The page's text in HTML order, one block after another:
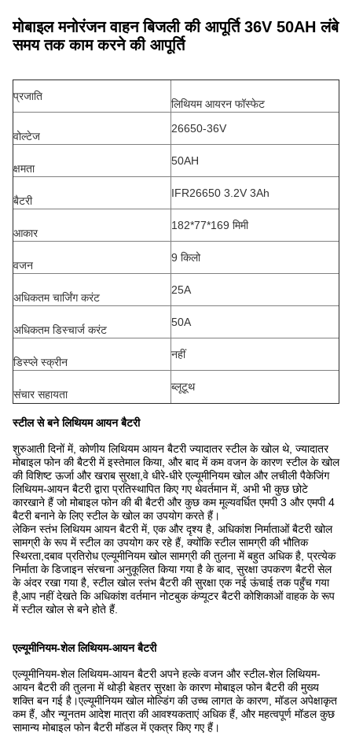
मोबाइल मनोरंजन वाहन बिजली की आपूर्ति 36V 50AH लंबे
समय तक काम करने की आपूर्ति
प्रजाति
लिथियम आयरन फॉस्फेट
वोल्टेज
26650-36V
क्षमता
50AH
बैटरी
IFR26650 3.2V 3Ah
आकार
182*77*169 मिमी
वजन
9 किलो
अधिकतम चार्जिंग करंट
25A
अधिकतम डिस्चार्ज करंट
50A
डिस्प्ले स्क्रीन
नहीं
संचार सहायता
ब्लूटूथ
स्टील से बने लिथियम आयन बैटरी
शुरुआती दिनों में, कोणीय लिथियम आयन बैटरी ज्यादातर स्टील के खोल थे, ज्यादातर
मोबाइल फोन की बैटरी में इस्तेमाल किया, और बाद में कम वजन के कारण स्टील के खोल
की विशिष्ट ऊर्जा और खराब सुरक्षा,वे धीरे-धीरे एल्यूमीनियम खोल और लचीली पैकेजिंग
लिथियम-आयन बैटरी द्वारा प्रतिस्थापित किए गए थेवर्तमान में, अभी भी कुछ छोटे
कारखाने हैं जो मोबाइल फोन की बी बैटरी और कुछ कम मूल्यवर्धित एमपी 3 और एमपी 4
बैटरी बनाने के लिए स्टील के खोल का उपयोग करते हैं।
लेकिन स्तंभ लिथियम आयन बैटरी में, एक और दृश्य है, अधिकांश निर्माताओं बैटरी खोल
सामग्री के रूप में स्टील का उपयोग कर रहे हैं, क्योंकि स्टील सामग्री की भौतिक
स्थिरता,दबाव प्रतिरोध एल्यूमीनियम खोल सामग्री की तुलना में बहुत अधिक है, प्रत्येक
निर्माता के डिजाइन संरचना अनुकूलित किया गया है के बाद, सुरक्षा उपकरण बैटरी सेल
के अंदर रखा गया है, स्टील खोल स्तंभ बैटरी की सुरक्षा एक नई ऊंचाई तक पहुँच गया
है,आप नहीं देखते कि अधिकांश वर्तमान नोटबुक कंप्यूटर बैटरी कोशिकाओं वाहक के रूप
में स्टील खोल से बने होते हैं.
एल्यूमीनियम-शेल लिथियम-आयन बैटरी
एल्यूमीनियम-शेल लिथियम-आयन बैटरी अपने हल्के वजन और स्टील-शेल लिथियम-
आयन बैटरी की तुलना में थोड़ी बेहतर सुरक्षा के कारण मोबाइल फोन बैटरी की मुख्य
शक्ति बन गई है।एल्यूमीनियम खोल मोल्डिंग की उच्च लागत के कारण, मॉडल अपेक्षाकृत
कम हैं, और न्यूनतम आदेश मात्रा की आवश्यकताएं अधिक हैं, और महत्वपूर्ण मॉडल कुछ
सामान्य मोबाइल फोन बैटरी मॉडल में एकत्र किए गए हैं।